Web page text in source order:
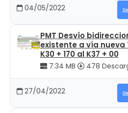
04/05/2022
PMT Desvío
existente a vía nueva
K30 + 170 al K37 + 00
7.34 MB 478
27/04/2022